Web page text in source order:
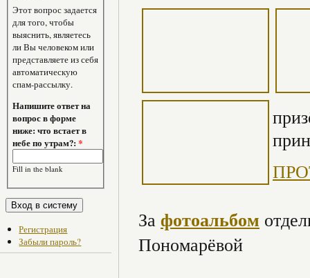
Этот вопрос задается
для того, чтобы
выяснить, являетесь
ли Вы человеком или
представляете из себя
автоматическую
спам-рассылку.
Напишите ответ на
вопрос в форме
ниже: что встает в
небе по утрам?:*
Fill in the blank
Регистрация
Забыли пароль?
За фотоальбом
Пономарёвой